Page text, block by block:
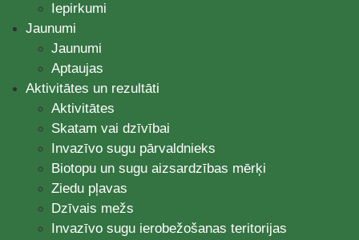
Iepirkumi
Jaunumi
Jaunumi
Aptaujas
Aktivitātes un rezultāti
Aktivitātes
Skatam vai dzīvībai
Invazīvo sugu pārvaldnieks
Biotopu un sugu aizsardzības mērķi
Ziedu pļavas
Dzīvais mežs
Invazīvo sugu ierobežošanas teritorijas